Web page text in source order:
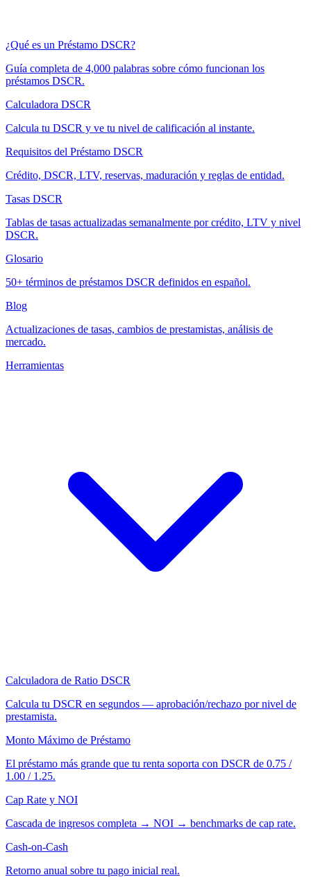
¿Qué es un Préstamo DSCR?
Guía completa de 4,000 palabras sobre cómo funcionan los
préstamos DSCR.
Calculadora DSCR
Calcula tu DSCR y ve tu nivel de calificación al instante.
Requisitos del Préstamo DSCR
Crédito, DSCR, LTV, reservas, maduración y reglas de entidad.
Tasas DSCR
Tablas de tasas actualizadas semanalmente por crédito, LTV y nivel
DSCR.
Glosario
50+ términos de préstamos DSCR definidos en español.
Blog
Actualizaciones de tasas, cambios de prestamistas, análisis de
mercado.
Herramientas
Calculadora de Ratio DSCR
Calcula tu DSCR en segundos — aprobación/rechazo por nivel de
prestamista.
Monto Máximo de Préstamo
El préstamo más grande que tu renta soporta con DSCR de 0.75 /
1.00 / 1.25.
Cap Rate y NOI
Cascada de ingresos completa → NOI → benchmarks de cap rate.
Cash-on-Cash
Retorno anual sobre tu pago inicial real.